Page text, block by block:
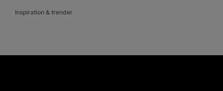
Inspiration & trender